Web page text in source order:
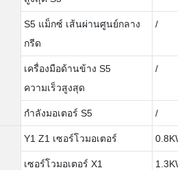
S5 แม็กซ์ เส้นผ่านศูนย์กลาง
กรีด
/
เครื่องมือด้านข้าง S5
ความเร็วสูงสุด
/
กำลังมอเตอร์ S5 /
Y1 Z1 เซอร์โวมอเตอร์ 0.8KW
เซอร์โวมอเตอร์ X1 1.3KW